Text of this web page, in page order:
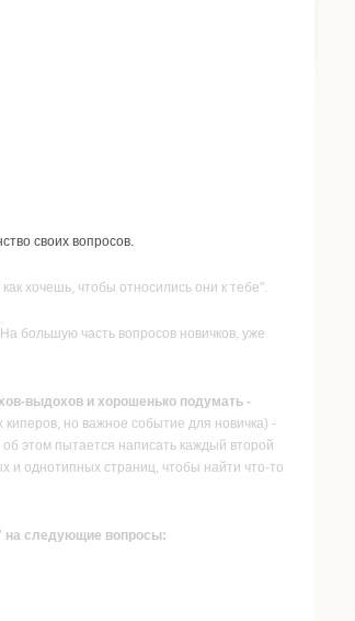
своих вопросов.
хочешь, чтобы относились они к тебе".
На большую часть вопросов новичков, уже
выдохов и хорошенько подумать -
но важное событие для новичка) -
этом пытается написать каждый второй
и однотипных страниц, чтобы найти что-то
на следующие вопросы: